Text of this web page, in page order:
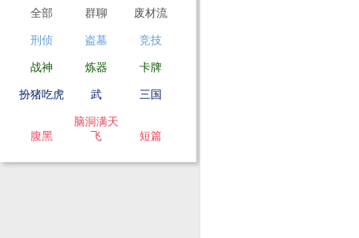
全部 群聊 废材流
刑侦 盗墓 竞技
战神 炼器 卡牌
扮猪吃虎 武 三国
腹黑
脑洞满天
飞
短篇